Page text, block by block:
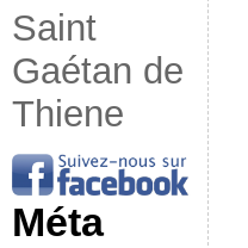
Saint
Gaétan de
Thiene
Méta